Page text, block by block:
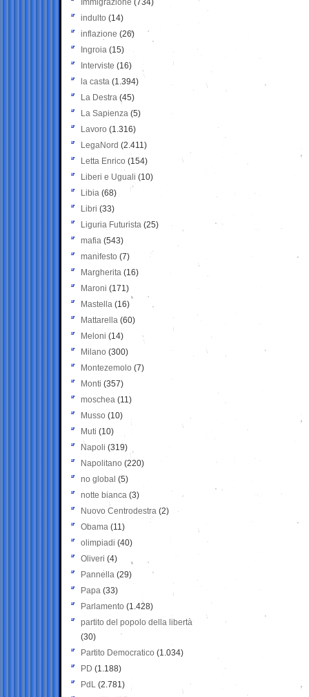
Immigrazione (734)
indulto (14)
inflazione (26)
Ingroia (15)
Interviste (16)
la casta (1.394)
La Destra (45)
La Sapienza (5)
Lavoro (1.316)
LegaNord (2.411)
Letta Enrico (154)
Liberi e Uguali (10)
Libia (68)
Libri (33)
Liguria Futurista (25)
mafia (543)
manifesto (7)
Margherita (16)
Maroni (171)
Mastella (16)
Mattarella (60)
Meloni (14)
Milano (300)
Montezemolo (7)
Monti (357)
moschea (11)
Musso (10)
Muti (10)
Napoli (319)
Napolitano (220)
no global (5)
notte bianca (3)
Nuovo Centrodestra (2)
Obama (11)
olimpiadi (40)
Oliveri (4)
Pannella (29)
Papa (33)
Parlamento (1.428)
partito del popolo della libertà
(30)
Partito Democratico (1.034)
PD (1.188)
PdL (2.781)